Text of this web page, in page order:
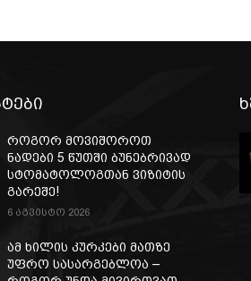
როგორ მოვიშოროთ
ნადები 5 წუთში ბუნებრივად
სტომატოლოგთან ვიზიტის
გარეშე!
6 აგვისტო 2026
ამ ხილის კურკები მათზე
უფრო სასარგებლოა –